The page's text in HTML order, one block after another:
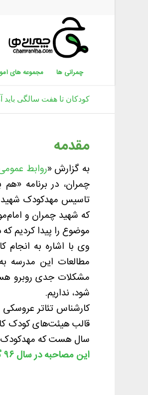
چمرانی ها مجموعه های
کودکان تا هفت سالگی باید
مقدمه
به گزارش «روابط
چمران، در برنامه
تاسیس مهدکودک شهید
که شهید چمران و
موضوع را پیدا کردیم که
وی با اشاره به
مطالعات این مدرسه
مشکلات جدی روبرو
شود، نداریم.
سال هست که مهدکودک
این مصاحبه در سال ۹۶ گرفته شده است.